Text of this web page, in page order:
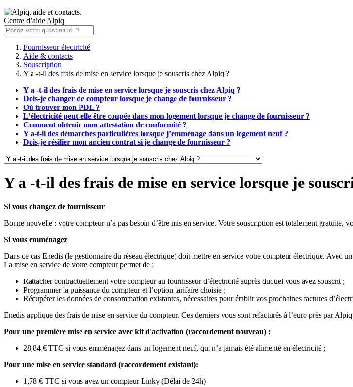
Centre d’aide Alpiq
Fournisseur électricité
Aide & contacts
Souscription
Y a -t-il des frais de mise en service lorsque je souscris chez Alpiq ?
Y a -t-il des frais de mise en service lorsque je souscris chez Alpiq ?
Dois-je changer de compteur lorsque je change de fournisseur ?
Où trouver mon PDL ?
L’électricité peut-elle être coupée dans mon logement lorsque je change de fournisseur ?
Comment obtenir mon attestation de conformité ?
Y a-t-il des démarches particulières lorsque j’emménage dans un logement neuf ?
Dois-je résilier mon ancien contrat si je change de fournisseur ?
Y a -t-il des frais de mise en service lorsque je
Si vous changez de fournisseur
Bonne nouvelle : votre compteur n’a pas besoin d’être mis en service. Votre souscription est totalement gratuite,
Si vous emménagez
Dans ce cas Enedis (le gestionnaire du réseau électrique) doit mettre en service votre compteur électrique. Avec
La mise en service de votre compteur permet de :
Rattacher contractuellement votre compteur au fournisseur d’électricité auprès duquel vous avez souscrit ;
Programmer la puissance du compteur et l’option tarifaire choisie ;
Récupérer les données de consommation existantes, nécessaires pour établir vos prochaines factures
Enedis applique des frais de mise en service du compteur. Ces derniers vous sont refacturés à l’euro près par Alpiq
Pour une première mise en service avec kit d'activation (raccordement nouveau) :
28,84 € TTC si vous emménagez dans un logement neuf, qui n’a jamais été alimenté en électricité ;
Pour une mise en service standard (raccordement existant):
1,78 € TTC si vous avez un compteur Linky (Délai de 24h)